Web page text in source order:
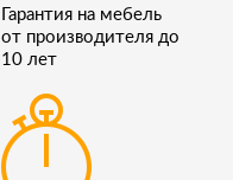
Гарантия на мебель
от производителя до
10 лет